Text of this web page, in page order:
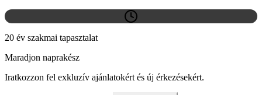
20 év szakmai tapasztalat
Maradjon naprakész
Iratkozzon fel exkluzív ajánlatokért és új érkezésekért.